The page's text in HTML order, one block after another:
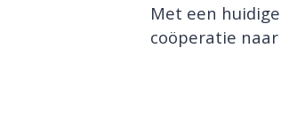
Met een
coöperatie